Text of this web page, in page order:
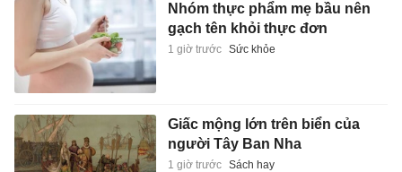
Nhóm thực phẩm mẹ bầu nên
gạch tên khỏi thực đơn
1 giờ trước Sức khỏe
Giấc mộng lớn trên biển của
người Tây Ban Nha
1 giờ trước Sách hay